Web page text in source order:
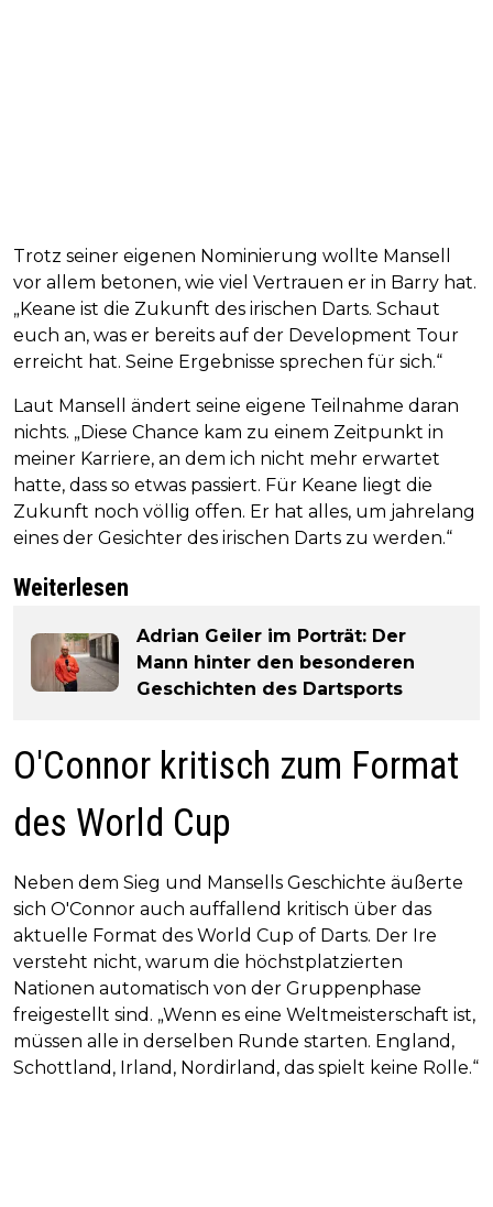
Trotz seiner eigenen Nominierung wollte Mansell
vor allem betonen, wie viel Vertrauen er in Barry hat.
„Keane ist die Zukunft des irischen Darts. Schaut
euch an, was er bereits auf der Development Tour
erreicht hat. Seine Ergebnisse sprechen für sich.“
Laut Mansell ändert seine eigene Teilnahme daran
nichts. „Diese Chance kam zu einem Zeitpunkt in
meiner Karriere, an dem ich nicht mehr erwartet
hatte, dass so etwas passiert. Für Keane liegt die
Zukunft noch völlig offen. Er hat alles, um jahrelang
eines der Gesichter des irischen Darts zu werden.“
Weiterlesen
Adrian Geiler im Porträt: Der
Mann hinter den besonderen
Geschichten des Dartsports
O'Connor kritisch zum Format
des World Cup
Neben dem Sieg und Mansells Geschichte äußerte
sich O'Connor auch auffallend kritisch über das
aktuelle Format des World Cup of Darts. Der Ire
versteht nicht, warum die höchstplatzierten
Nationen automatisch von der Gruppenphase
freigestellt sind. „Wenn es eine Weltmeisterschaft ist,
müssen alle in derselben Runde starten. England,
Schottland, Irland, Nordirland, das spielt keine Rolle.“